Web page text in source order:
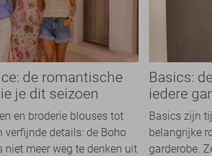
de romantische
je dit seizoen
en broderie blouses tot
verfijnde details: de Boho
niet meer weg te denken uit
Basics:
iedere
Basics zijn
belangrijke
garderobe.